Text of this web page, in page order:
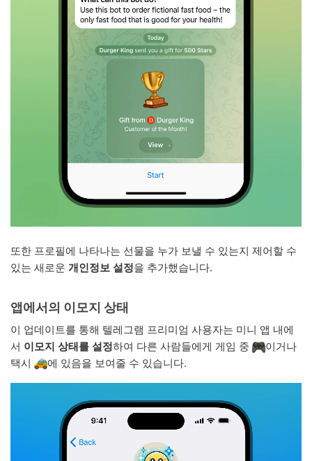
또한 프로필에 나타나는 선물을 누가 보낼 수 있는지 제어할 수
있는 새로운 개인정보 설정을 추가했습니다.
앱에서의 이모지 상태
이 업데이트를 통해 텔레그램 프리미엄 사용자는 미니 앱 내에
서 이모지 상태를 설정하여 다른 사람들에게 게임 중
이거나
택시
에 있음을 보여줄 수 있습니다.